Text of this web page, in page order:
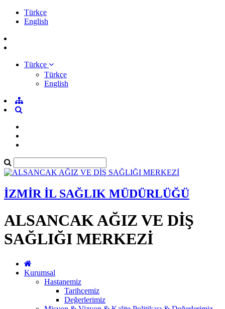
Türkçe
English
Türkçe
Türkçe
English
İZMİR İL SAĞLIK MÜDÜRLÜĞÜ
ALSANCAK AĞIZ VE DİŞ
SAĞLIĞI MERKEZİ
Kurumsal
Hastanemiz
Tarihçemiz
Değerlerimiz